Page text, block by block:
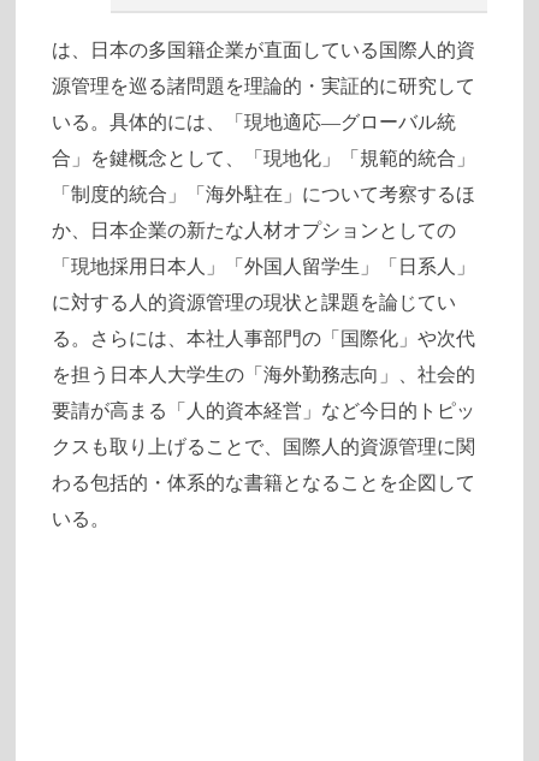
は、日本の多国籍企業が直面している国際人的資
源管理を巡る諸問題を理論的・実証的に研究して
いる。具体的には、「現地適応―グローバル統
合」を鍵概念として、「現地化」「規範的統合」
「制度的統合」「海外駐在」について考察するほ
か、日本企業の新たな人材オプションとしての
「現地採用日本人」「外国人留学生」「日系人」
に対する人的資源管理の現状と課題を論じてい
る。さらには、本社人事部門の「国際化」や次代
を担う日本人大学生の「海外勤務志向」、社会的
要請が高まる「人的資本経営」など今日的トピッ
クスも取り上げることで、国際人的資源管理に関
わる包括的・体系的な書籍となることを企図して
いる。